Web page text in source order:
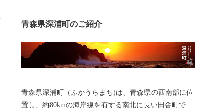
青森県深浦町のご紹介
青森県深浦町（ふかうらまち)は、青森県の西南部に位
置し、約80kmの海岸線を有する南北に長い田舎町で